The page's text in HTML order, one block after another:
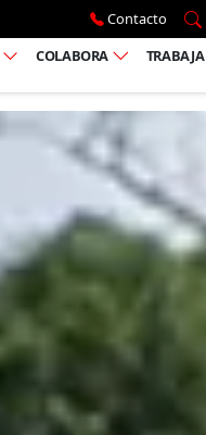
Contacto
COLABORA TRABAJA